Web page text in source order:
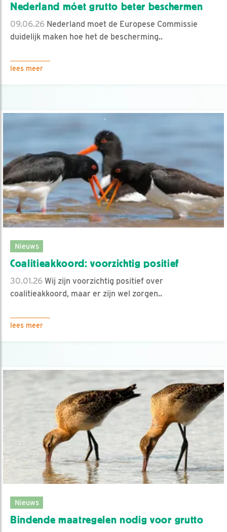
Nederland móet grutto beter beschermen
09.06.26 Nederland moet de Europese Commissie
duidelijk maken hoe het de bescherming..
lees meer
Nieuws
Coalitieakkoord: voorzichtig positief
30.01.26 Wij zijn voorzichtig positief over
coalitieakkoord, maar er zijn wel zorgen..
lees meer
Nieuws
Bindende maatregelen nodig voor grutto